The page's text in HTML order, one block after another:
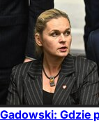
Gadowski: Gdzie